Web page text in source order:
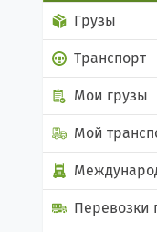
Грузы
Транспорт
Мои грузы
Мой
Перевозки